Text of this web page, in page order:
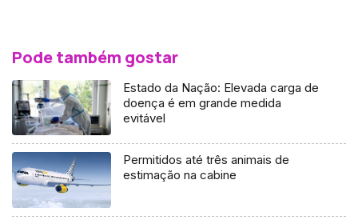
Pode também gostar
Estado da Nação: Elevada carga de
doença é em grande medida
evitável
Permitidos até três animais de
estimação na cabine